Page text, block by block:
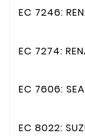
EC 7246:
EC 7274:
EC 7606:
EC 8022: